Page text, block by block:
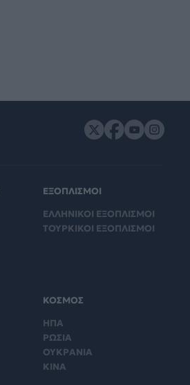
ΕΞΟΠΛΙΣΜΟΙ
ΕΛΛΗΝΙΚΟΙ ΕΞΟΠΛΙΣΜΟΙ
ΤΟΥΡΚΙΚΟΙ ΕΞΟΠΛΙΣΜΟΙ
ΚΟΣΜΟΣ
ΗΠΑ
ΡΩΣΙΑ
ΟΥΚΡΑΝΙΑ
ΚΙΝΑ